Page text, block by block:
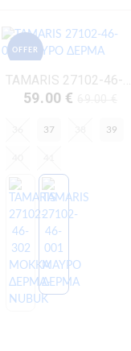
OFFER
TAMARIS 27102-46-001 ΜΑΥΡΟ ΔΕΡΜΑ
59.00 €
37 39